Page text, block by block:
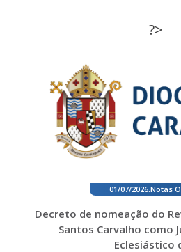
?>
01/07/2026. Notas
Decreto de nomeação do
Santos Carvalho como
Eclesiástico